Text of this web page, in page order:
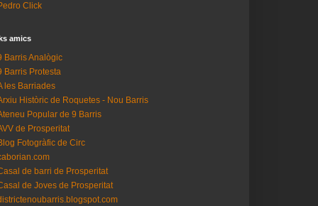
Click
amics
Barris Analògic
Barris Protesta
les Barriades
Històric de Roquetes - Nou Barris
Popular de 9 Barris
de Prosperitat
Fotogràfic de Circ
de barri de Prosperitat
de Joves de Prosperitat